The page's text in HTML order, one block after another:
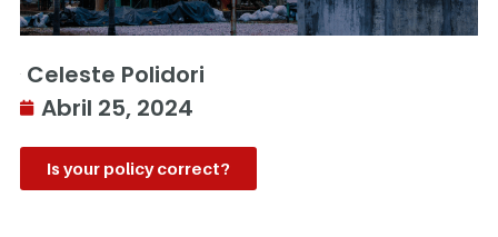
Celeste Polidori
Abril 25, 2024
Is your policy correct?